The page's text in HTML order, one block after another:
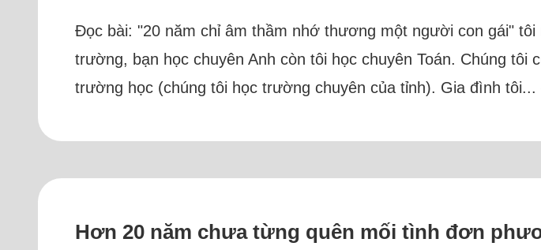
Đọc bài: "20 năm chỉ âm thầm nhớ thương một người con gái"
trường, bạn học chuyên Anh còn tôi học chuyên Toán. Chúng
trường học (chúng tôi học trường chuyên của tỉnh). Gia đình tôi...
Hơn 20 năm chưa từng quên mối tình đơn